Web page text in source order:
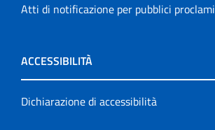
Atti di notificazione per pubblici proclami
ACCESSIBILITÀ
Dichiarazione di accessibilità